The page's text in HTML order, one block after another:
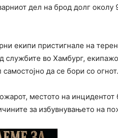
дел на брод долг околу
екипи пристигнале на
во Хамбург,
да се бори со огнот.
местото на инцидентот
за избувнувањето на